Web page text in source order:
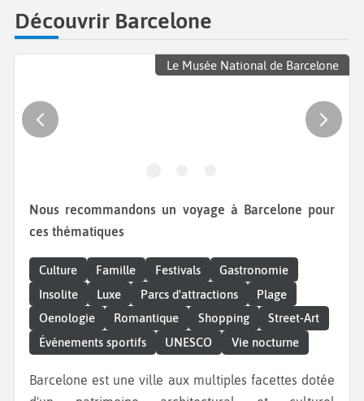
Découvrir Barcelone
Le Musée National de Barcelone
Nous recommandons un voyage à Barcelone pour
ces thématiques
Culture Famille Festivals
Gastronomie
Insolite
Luxe Parcs d'attractions
Plage
Oenologie
Romantique Shopping
Street-Art
Événements sportifs
UNESCO Vie nocturne
Barcelone est une ville aux multiples facettes dotée